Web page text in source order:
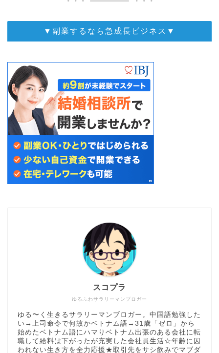
▼副業するなら急成長ビジネス▼
ゆるふわサラリーマンブロガー
スコプラ
ゆる〜く生きるサラリーマンブロガー。中国語勉強した
い→上司命令で何故かベトナム語→31歳「ゼロ」から
始めたベトナム語にハマりベトナム出張のある会社に転
職して給料は下がったが充実した会社員生活☆年齢に囚
われない生き方を全力応援★取引先をサシ飲みでマブダ